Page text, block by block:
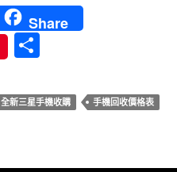
Share
全新三星手機收購
手機回收價格表